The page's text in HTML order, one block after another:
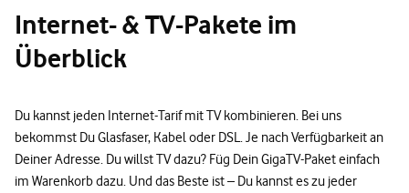
Internet- & TV-Pakete im
Überblick
Du kannst jeden Internet-Tarif mit TV kombinieren. Bei uns
bekommst Du Glasfaser, Kabel oder DSL. Je nach Verfügbarkeit an
Deiner Adresse. Du willst TV dazu? Füg Dein GigaTV-Paket einfach
im Warenkorb dazu. Und das Beste ist – Du kannst es zu jeder